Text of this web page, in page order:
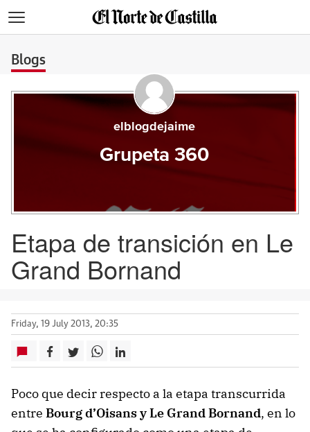
Blogs
elblogdejaime
Grupeta 360
Etapa de transición en Le
Grand Bornand
Friday, 19 July 2013, 20:35
Poco que decir respecto a la etapa transcurrida
entre Bourg d’Oisans y Le Grand Bornand, en lo